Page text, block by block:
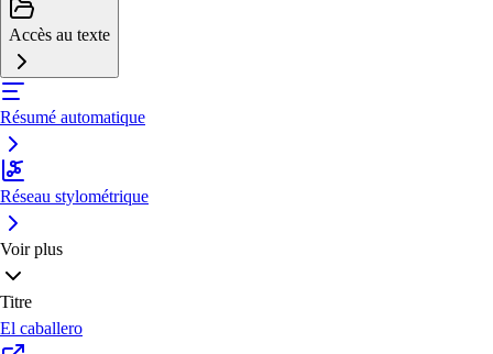
Accès au texte
Résumé automatique
Réseau stylométrique
Voir plus
Titre
El caballero